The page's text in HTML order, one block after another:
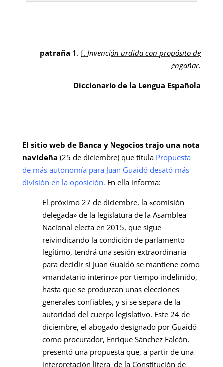
patraña 1.f. Invención urdida con propósito de
engañar.
Diccionario de la Lengua Española
El sitio web de Banca y Negocios trajo una nota
navideña (25 de diciembre) que titula Propuesta
de más autonomía para Juan Guaidó desató más
división en la oposición. En ella informa:
El próximo 27 de diciembre, la «comisión
delegada» de la legislatura de la Asamblea
Nacional electa en 2015, que sigue
reivindicando la condición de parlamento
legítimo, tendrá una sesión extraordinaria
para decidir si Juan Guaidó se mantiene como
«mandatario interino» por tiempo indefinido,
hasta que se produzcan unas elecciones
generales confiables, y si se separa de la
autoridad del cuerpo legislativo. Este 24 de
diciembre, el abogado designado por Guaidó
como procurador, Enrique Sánchez Falcón,
presentó una propuesta que, a partir de una
interpretación literal de la Constitución de